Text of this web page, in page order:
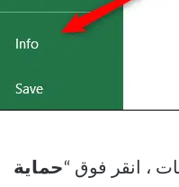
، انقر فوق “حماية